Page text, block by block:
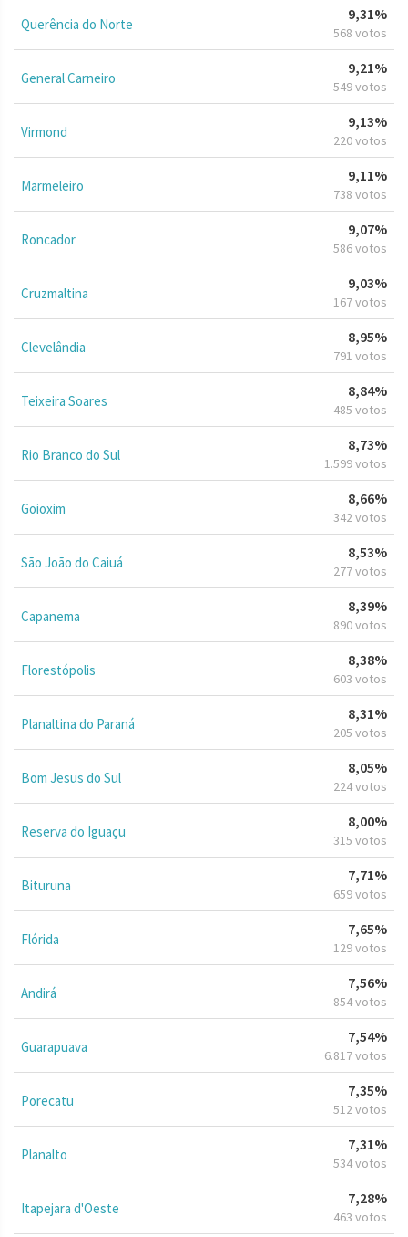
Querência do Norte
9,31%
568 votos
General Carneiro
9,21%
549 votos
Virmond
9,13%
220 votos
Marmeleiro
9,11%
738 votos
Roncador
9,07%
586 votos
Cruzmaltina
9,03%
167 votos
Clevelândia
8,95%
791 votos
Teixeira Soares
8,84%
485 votos
Rio Branco do Sul
8,73%
1.599 votos
Goioxim
8,66%
342 votos
São João do Caiuá
8,53%
277 votos
Capanema
8,39%
890 votos
Florestópolis
8,38%
603 votos
Planaltina do Paraná
8,31%
205 votos
Bom Jesus do Sul
8,05%
224 votos
Reserva do Iguaçu
8,00%
315 votos
Bituruna
7,71%
659 votos
Flórida
7,65%
129 votos
Andirá
7,56%
854 votos
Guarapuava
7,54%
6.817 votos
Porecatu
7,35%
512 votos
Planalto
7,31%
534 votos
Itapejara d'Oeste
7,28%
463 votos